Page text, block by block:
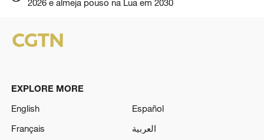
2026 e almeja pouso na Lua em 2030
EXPLORE MORE
English
Español
Français
العربية